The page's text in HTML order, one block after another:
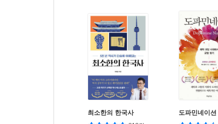
최소한의 한국사 도파민네이션